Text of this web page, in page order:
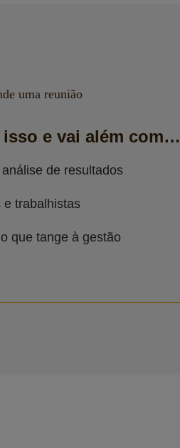
uma reunião
e vai além com…
de resultados
e trabalhistas
que tange à gestão